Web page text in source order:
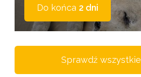
Do końca 2 dni
Sprawdź wszystkie